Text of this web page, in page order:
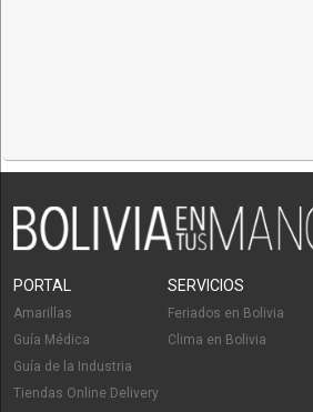
PORTAL
Amarillas
Guía Médica
Guía de la Industria
Tiendas Online Delivery
SERVICIOS
Feriados en Bolivia
Clima en Bolivia